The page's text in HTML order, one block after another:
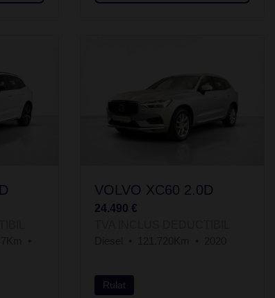
VOLVO XC60 2.0D
24.490 €
Rulat